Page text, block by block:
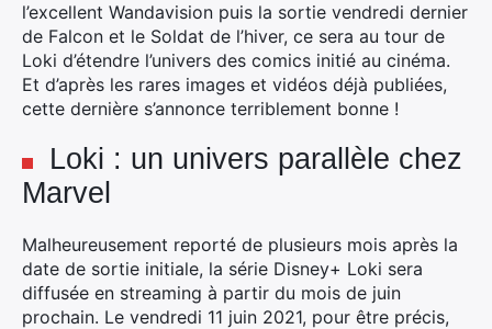
l’excellent Wandavision puis la sortie vendredi dernier
de Falcon et le Soldat de l’hiver, ce sera au tour de
Loki d’étendre l’univers des comics initié au cinéma.
Et d’après les rares images et vidéos déjà publiées,
cette dernière s’annonce terriblement bonne !
Loki : un univers parallèle chez
Marvel
Malheureusement reporté de plusieurs mois après la
date de sortie initiale, la série Disney+ Loki sera
diffusée en streaming à partir du mois de juin
prochain. Le vendredi 11 juin 2021, pour être précis,